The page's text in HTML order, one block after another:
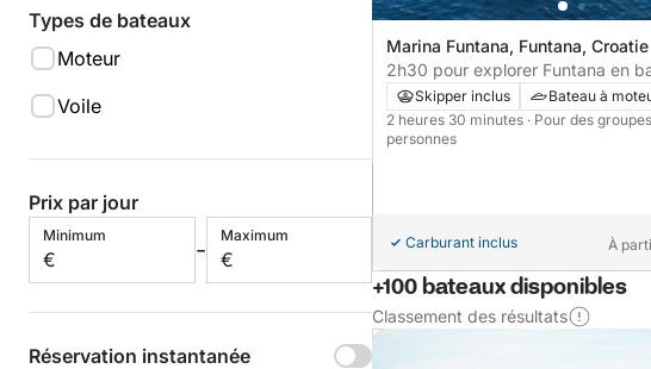
Types de bateaux
Moteur
Voile
Prix par jour
Minimum
€ -
Maximum
€
Réservation instantanée
Marina Funtana, Funtana, Croatie
2h30 pour explorer Funtana en
moteur
Skipper inclus
Bateau à
2 heures 30 minutes · Pour des
personnes
Carburant inclus À
+100 bateaux disponibles
Classement des résultats